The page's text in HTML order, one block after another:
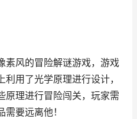
素风的冒险解谜游戏，游戏
用了光学原理进行设计，
原理进行冒险闯关，玩家需
要远离他！